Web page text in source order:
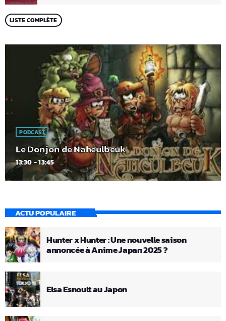
LISTE COMPLÈTE
PODCAST
Le Donjon de Naheulbeuk
13:30 - 13:45
ACTU POPULAIRE
Hunter x Hunter : Une nouvelle saison
annoncée à Anime Japan 2025 ?
Elsa Esnoult au Japon